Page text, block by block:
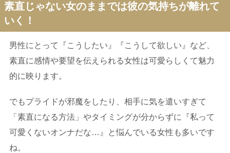
素直じゃない女のままでは彼の気持ちが離れて
いく！
男性にとって『こうしたい』『こうして欲しい』など、
素直に感情や要望を伝えられる女性は可愛らしくて魅力
的に映ります。
でもプライドが邪魔をしたり、相手に気を遣いすぎて
「素直になる方法」やタイミングが分からずに『私って
可愛くないオンナだな…』と悩んでいる女性も多いです
ね。